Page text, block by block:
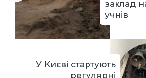
заклад
учнів
У Києві стартують
регулярні